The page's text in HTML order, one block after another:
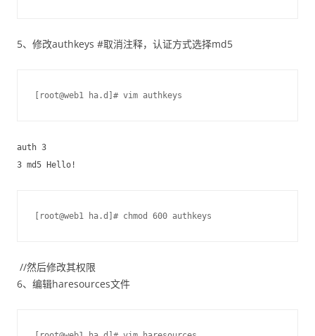
5、修改authkeys #取消注释，认证方式选择md5
[root@web1 ha.d]# vim authkeys
auth 3
3 md5 Hello!
[root@web1 ha.d]# chmod 600 authkeys
//然后修改其权限
6、编辑haresources文件